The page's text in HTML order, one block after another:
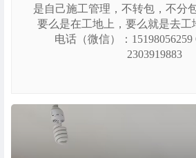
是自己施工管理，不转包，不分
要么是在工地上，要么就是去工
电话（微信）：15198056259
2303919883